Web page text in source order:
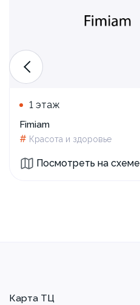
1 этаж
Fimiam
# Красота и здоровье
Посмотреть на схеме
Карта ТЦ